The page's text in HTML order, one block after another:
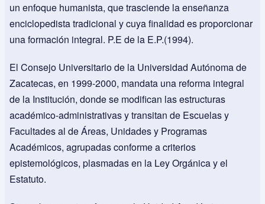
un enfoque humanista, que trasciende la enseñanza
enciclopedista tradicional y cuya finalidad es proporcionar
una formación integral. P.E de la E.P.(1994).
El Consejo Universitario de la Universidad Autónoma de
Zacatecas, en 1999-2000, mandata una reforma integral
de la Institución, donde se modifican las estructuras
académico-administrativas y transitan de Escuelas y
Facultades al de Áreas, Unidades y Programas
Académicos, agrupadas conforme a criterios
epistemológicos, plasmadas en la Ley Orgánica y el
Estatuto.